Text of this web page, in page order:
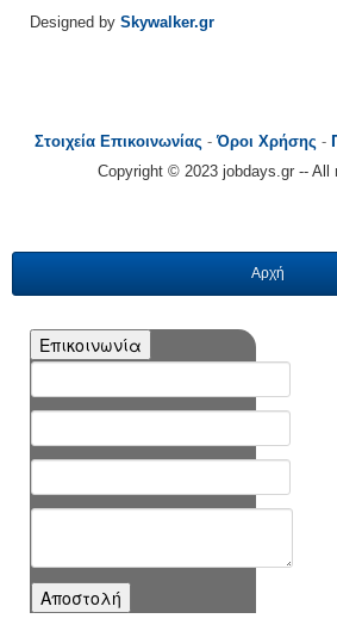
Designed by Skywalker.gr
Στοιχεία Επικοινωνίας -Όροι Χρήσης -
Copyright © 2023 jobdays.gr -- All
Αρχή